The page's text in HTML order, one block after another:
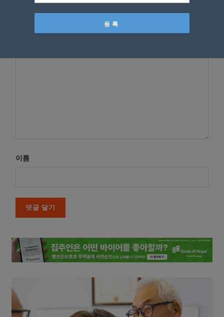
*
이름